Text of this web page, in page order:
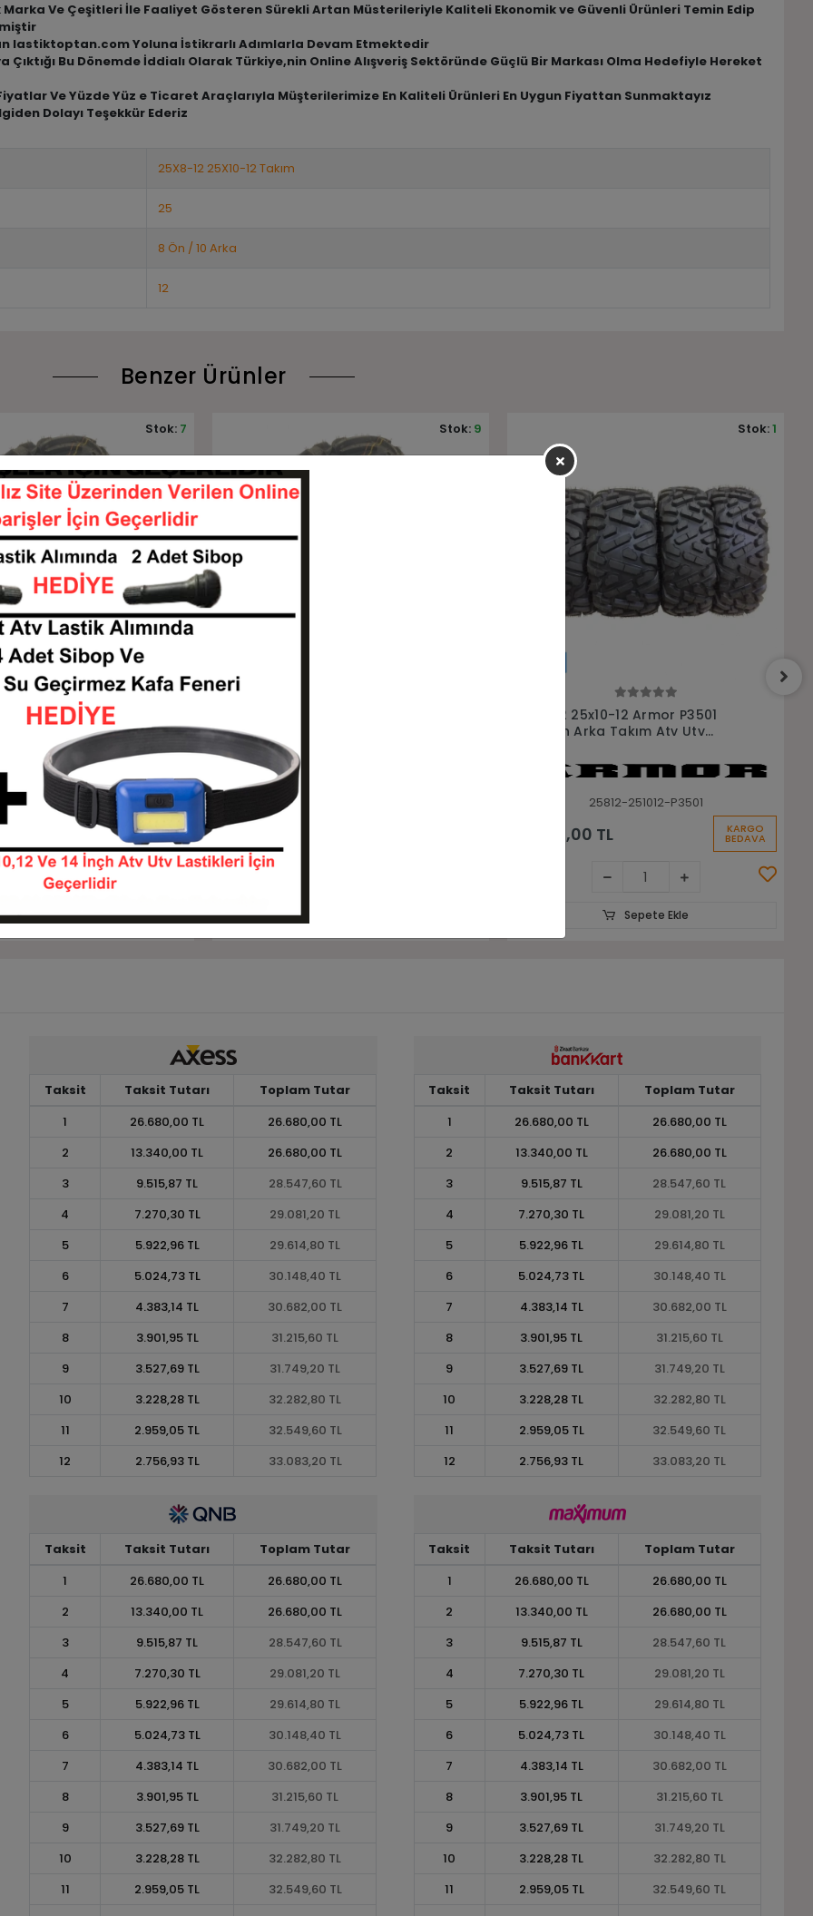
Ve Çeşitleri İle Faaliyet Gösteren Sürekli Artan Müsterileriyle Kaliteli Ekonomik ve Güvenli Ürünleri Temin Edip
lastiktoptan.com Yoluna İstikrarlı Adımlarla Devam Etmektedir
Bu Dönemde İddialı Olarak Türkiye,nin Online Alışveriş Sektöründe Güçlü Bir Markası Olma Hedefiyle Hereket
Ve Yüzde Yüz e Ticaret Araçlarıyla Müşterilerimize En Kaliteli Ürünleri En Uygun Fiyattan Sunmaktayız
Dolayı Teşekkür Ederiz
25X8-12 25X10-12 Takım
25
8 Ön / 10 Arka
12
Benzer Ürünler
Sepete Ekle
UN735 6 Kat Atv Ön
25812-UN735
KARGO
BEDAVA
Stok: 9
Sepete Ekle
6Kat Ön Arka Takım Atv Utv
Lastiği
25812-251012-P3501
21.500,00 TL
Stok:1
25x8-12 25x10-12 Junkai sw679 Ön
Arka Takım Asfalt Yol Atv Utv
25812-251012-SW679
20.500,00 TL KARGO
BEDAVA
Stok:8
Sepete Ekle
Taksit Taksit Tutarı
Toplam Tutar
1
26.680,00 TL
26.680,00 TL
2
13.340,00 TL
26.680,00 TL
3
9.515,87 TL
28.547,60 TL
4
7.270,30 TL
29.081,20 TL
5
5.922,96 TL
29.614,80 TL
6
5.024,73 TL
30.148,40 TL
7
4.383,14 TL
30.682,00 TL
8
3.901,95 TL
31.215,60 TL
9
3.527,69 TL
31.749,20 TL
10
3.228,28 TL
32.282,80 TL
11
2.959,05 TL
32.549,60 TL
12
2.756,93 TL 33.083,20 TL
Taksit Taksit Tutarı
Toplam Tutar
1
26.680,00 TL
26.680,00 TL
2
13.340,00 TL
26.680,00 TL
3
9.515,87 TL
28.547,60 TL
4
7.270,30 TL
29.081,20 TL
5
5.922,96 TL
29.614,80 TL
6
5.024,73 TL
30.148,40 TL
7
4.383,14 TL
30.682,00 TL
8
3.901,95 TL
31.215,60 TL
9
3.527,69 TL
31.749,20 TL
10
3.228,28 TL
32.282,80 TL
11
2.959,05 TL
32.549,60 TL
12
2.756,93 TL 33.083,20 TL
Taksit Taksit Tutarı
Toplam Tutar
1
26.680,00 TL
26.680,00 TL
2
13.340,00 TL
26.680,00 TL
3
9.515,87 TL
28.547,60 TL
4
7.270,30 TL
29.081,20 TL
5
5.922,96 TL
29.614,80 TL
6
5.024,73 TL
30.148,40 TL
7
4.383,14 TL
30.682,00 TL
8
3.901,95 TL
31.215,60 TL
9
3.527,69 TL
31.749,20 TL
10
3.228,28 TL
32.282,80 TL
11
2.959,05 TL
32.549,60 TL
Taksit Taksit Tutarı
Toplam Tutar
1
26.680,00 TL
26.680,00 TL
2
13.340,00 TL
26.680,00 TL
3
9.515,87 TL
28.547,60 TL
4
7.270,30 TL
29.081,20 TL
5
5.922,96 TL
29.614,80 TL
6
5.024,73 TL
30.148,40 TL
7
4.383,14 TL
30.682,00 TL
8
3.901,95 TL
31.215,60 TL
9
3.527,69 TL
31.749,20 TL
10
3.228,28 TL
32.282,80 TL
11
2.959,05 TL
32.549,60 TL